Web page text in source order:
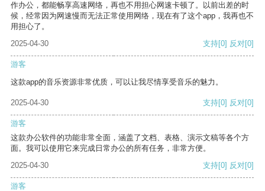
作办公，都能畅享高速网络，再也不用担心网速卡顿了。以前出差的时
候，经常因为网速慢而无法正常使用网络，现在有了这个app，我再也不
用担心了。
2025-04-30
支持[0] 反对[0]
游客
这款app的音乐资源非常优质，可以让我尽情享受音乐的魅力。
2025-04-30 支持[0] 反对[0]
游客
这款办公软件的功能非常全面，涵盖了文档、表格、演示文稿等各个方
面。我可以使用它来完成日常办公的所有任务，非常方便。
2025-04-30
支持[0] 反对[0]
游客